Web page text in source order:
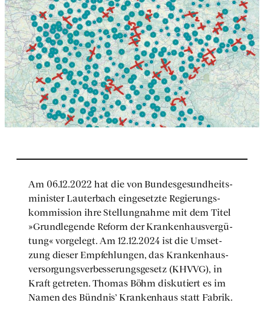
Am 06.12.2022 hat die von Bun­des­ge­sund­heits­
mi­nis­ter Lau­ter­bach ein­ge­setz­te Regie­rungs­
kom­mis­si­on ihre Stel­lung­nah­me mit dem Titel
»Grund­le­gen­de Reform der Kran­ken­haus­ver­gü­
tung« vor­ge­legt. Am 12.12.2024 ist die Umset­
zung die­ser Emp­feh­lun­gen, das Kran­ken­haus­
ver­sor­gungs­ver­bes­se­rungs­ge­setz (KHVVG), in
Kraft getre­ten. Tho­mas Böhm dis­ku­tiert es im
Namen des Bünd­nis’ Kran­ken­haus statt Fabrik.